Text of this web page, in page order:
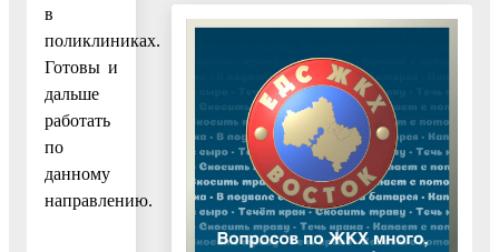
в
поликлиниках.
Готовы и
дальше
работать
по
данному
направлению.